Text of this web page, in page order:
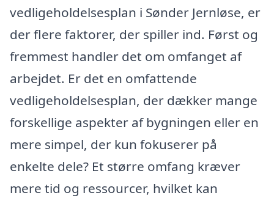
vedligeholdelsesplan i Sønder Jernløse, er
der flere faktorer, der spiller ind. Først og
fremmest handler det om omfanget af
arbejdet. Er det en omfattende
vedligeholdelsesplan, der dækker mange
forskellige aspekter af bygningen eller en
mere simpel, der kun fokuserer på
enkelte dele? Et større omfang kræver
mere tid og ressourcer, hvilket kan